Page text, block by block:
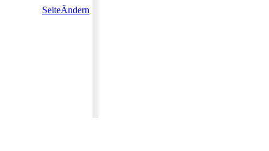
SeiteÄndern